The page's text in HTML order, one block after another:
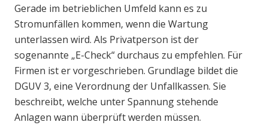
Gerade im betrieblichen Umfeld kann es zu
Stromunfällen kommen, wenn die Wartung
unterlassen wird. Als Privatperson ist der
sogenannte „E-Check“ durchaus zu empfehlen. Für
Firmen ist er vorgeschrieben. Grundlage bildet die
DGUV 3, eine Verordnung der Unfallkassen. Sie
beschreibt, welche unter Spannung stehende
Anlagen wann überprüft werden müssen.